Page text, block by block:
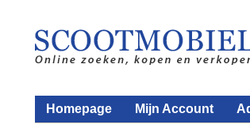
Homepage Mijn Account